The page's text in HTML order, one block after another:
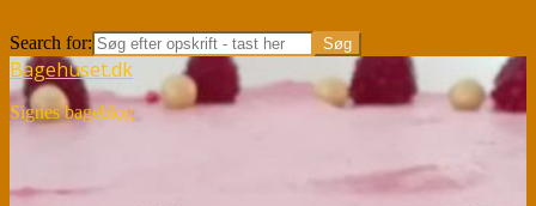
Search for:
Bagehuset.dk
Signes bageblog